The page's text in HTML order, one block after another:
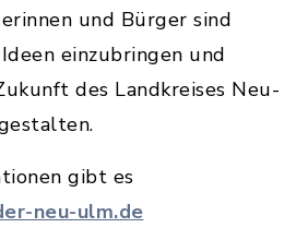
und Bürger sind
einzubringen und
des Landkreises Neu-
gibt es
neu-ulm.de